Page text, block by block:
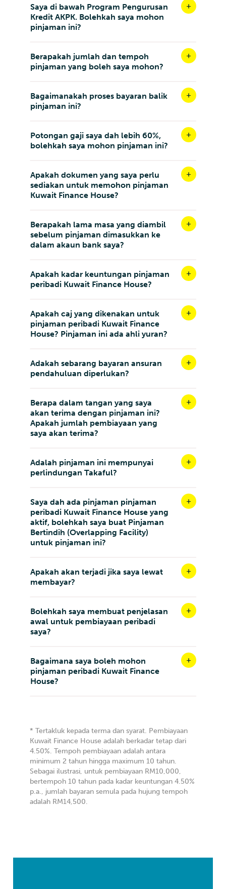
Saya di bawah Program Pengurusan
Kredit AKPK. Bolehkah saya mohon
pinjaman ini?
Berapakah jumlah dan tempoh
pinjaman yang boleh saya mohon?
Bagaimanakah proses bayaran balik
pinjaman ini?
Potongan gaji saya dah lebih 60%,
bolehkah saya mohon pinjaman ini?
Apakah dokumen yang saya perlu
sediakan untuk memohon pinjaman
Kuwait Finance House?
Berapakah lama masa yang diambil
sebelum pinjaman dimasukkan ke
dalam akaun bank saya?
Apakah kadar keuntungan pinjaman
peribadi Kuwait Finance House?
Apakah caj yang dikenakan untuk
pinjaman peribadi Kuwait Finance
House? Pinjaman ini ada ahli yuran?
Adakah sebarang bayaran ansuran
pendahuluan diperlukan?
Berapa dalam tangan yang saya
akan terima dengan pinjaman ini?
Apakah jumlah pembiayaan yang
saya akan terima?
Adalah pinjaman ini mempunyai
perlindungan Takaful?
Saya dah ada pinjaman pinjaman
peribadi Kuwait Finance House yang
aktif, bolehkah saya buat Pinjaman
Bertindih (Overlapping Facility)
untuk pinjaman ini?
Apakah akan terjadi jika saya lewat
membayar?
Bolehkah saya membuat penjelasan
awal untuk pembiayaan peribadi
saya?
Bagaimana saya boleh mohon
pinjaman peribadi Kuwait Finance
House?
* Tertakluk kepada terma dan syarat. Pembiayaan
Kuwait Finance House adalah berkadar tetap dari
4.50%. Tempoh pembiayaan adalah antara
minimum 2 tahun hingga maximum 10 tahun.
Sebagai ilustrasi, untuk pembiayaan RM10,000,
bertempoh 10 tahun pada kadar keuntungan 4.50%
p.a., jumlah bayaran semula pada hujung tempoh
adalah RM14,500.